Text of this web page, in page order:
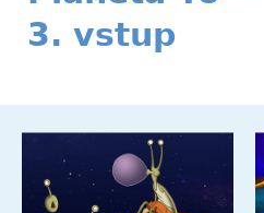
3. vstup